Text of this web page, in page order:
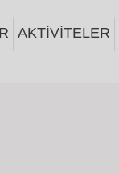
AKTIVITELER